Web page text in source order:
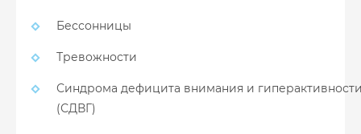
Бессонницы
Тревожности
Синдрома дефицита внимания и
(СДВГ)